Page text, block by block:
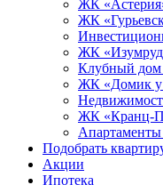
ЖК
ЖК
ЖК
Клубный
ЖК «Домик у
ЖК «Кранц-
Апартаменты
Подобрать
Акции
Ипотека